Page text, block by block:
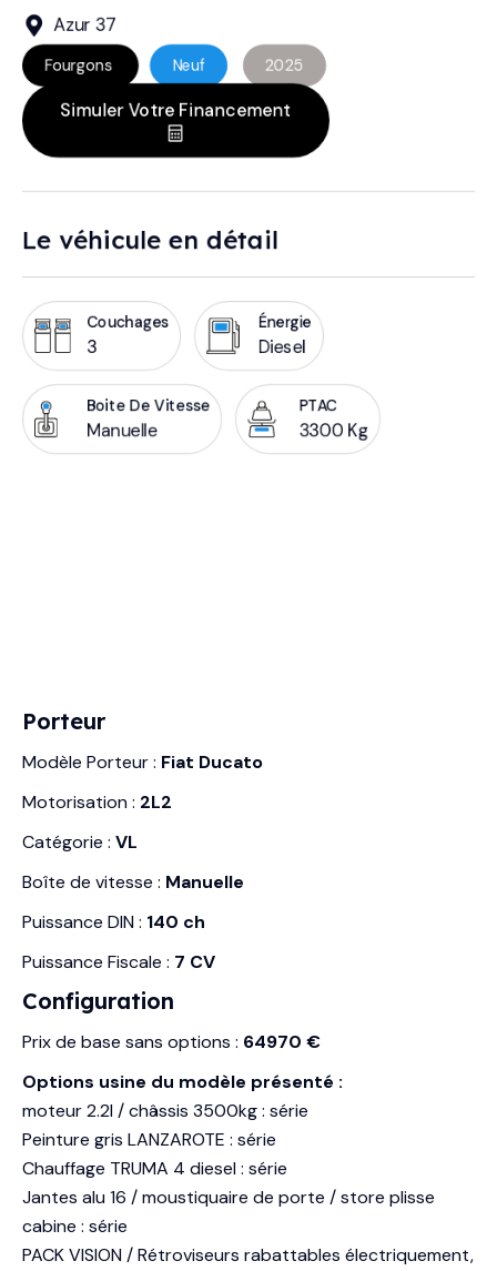
Azur 37
Fourgons Neuf 2025
Simuler Votre Financement
Le véhicule en détail
Couchages
3
Énergie
Diesel
Boite De Vitesse
Manuelle
PTAC
3300 Kg
Porteur
Modèle Porteur : Fiat Ducato
Motorisation : 2L2
Catégorie : VL
Boîte de vitesse : Manuelle
Puissance DIN : 140 ch
Puissance Fiscale : 7 CV
Configuration
Prix de base sans options : 64970 €
Options usine du modèle présenté :
moteur 2.2l / châssis 3500kg : série
Peinture gris LANZAROTE : série
Chauffage TRUMA 4 diesel : série
Jantes alu 16 / moustiquaire de porte / store plisse
cabine : série
PACK VISION / Rétroviseurs rabattables électriquement,